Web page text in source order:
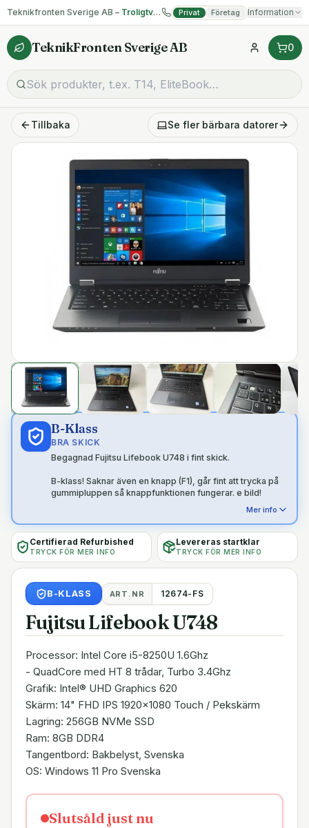
Teknikfronten Sverige AB – Troligtvis billigast på begagnad IT! Privat Företag Information
TeknikFronten Sverige AB 0
Tillbaka Se fler bärbara datorer
B-Klass
BRA SKICK
Begagnad Fujitsu Lifebook U748 i fint skick.
B-klass! Saknar även en knapp (F1), går fint att trycka på
gummipluppen så knappfunktionen fungerar. e bild!
Mer info
Certifierad Refurbished
TRYCK FÖR MER INFO
Levereras startklar
TRYCK FÖR MER INFO
B-KLASS ART.NR 12674-FS
Fujitsu Lifebook U748
Processor: Intel Core i5-8250U 1.6Ghz
- QuadCore med HT 8 trådar, Turbo 3.4Ghz
Grafik: Intel® UHD Graphics 620
Skärm: 14" FHD IPS 1920x1080 Touch / Pekskärm
Lagring: 256GB NVMe SSD
Ram: 8GB DDR4
Tangentbord: Bakbelyst, Svenska
OS: Windows 11 Pro Svenska
Slutsåld just nu